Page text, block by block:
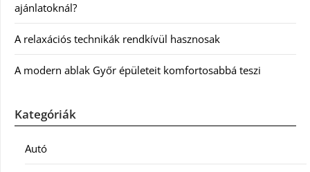
ajánlatoknál?
A relaxációs technikák rendkívül hasznosak
A modern ablak Győr épületeit komfortosabbá teszi
Kategóriák
Autó